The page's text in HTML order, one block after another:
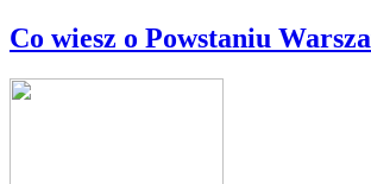
Co wiesz o Powstaniu